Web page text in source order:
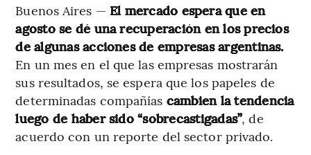
Buenos Aires — El mercado espera que en
agosto se dé una recuperación en los precios
de algunas acciones de empresas argentinas.
En un mes en el que las empresas mostrarán
sus resultados, se espera que los papeles de
determinadas compañías cambien la tendencia
luego de haber sido “sobrecastigadas”, de
acuerdo con un reporte del sector privado.